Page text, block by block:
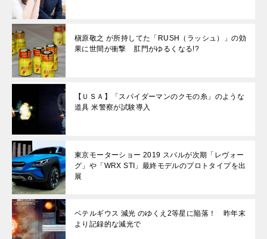
槇原敬之 が所持してた「RUSH（ラッシュ）」の効
果に世間が衝撃 肛門がゆるくなる!?
【ＵＳＡ】「スパイダーマンのクモの糸」のような
道具 米警察が試験導入
東京モーターショー 2019 スバルが次期「レヴォー
グ」や「WRX STI」最終モデルのプロトタイプを出
展
ベテルギウス 減光 のゆくえ2等星に陥落！ 昨年末
より記録的な減光で